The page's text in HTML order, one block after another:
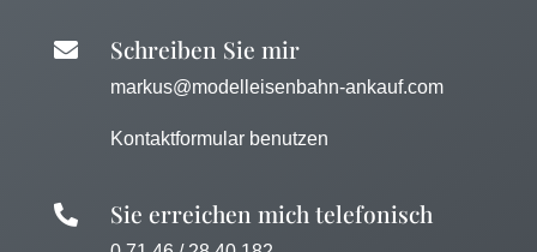
 Schreiben Sie mir
markus@modelleisenbahn-ankauf.com
Kontaktformular benutzen
 Sie erreichen mich telefonisch